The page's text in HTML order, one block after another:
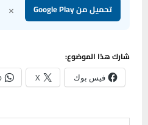
تحميل من Google Play ×
شارك هذا الموضوع:
فيس بوك X